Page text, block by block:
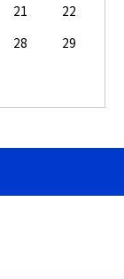
21
22
28
29